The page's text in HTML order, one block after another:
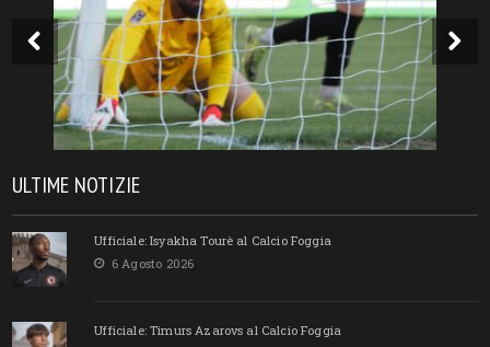
ULTIME NOTIZIE
Ufficiale: Isyakha Tourè al Calcio Foggia
6 Agosto 2026
Ufficiale: Timurs Azarovs al Calcio Foggia